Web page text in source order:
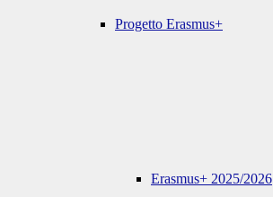
Progetto Erasmus+
Erasmus+ 2025/2026